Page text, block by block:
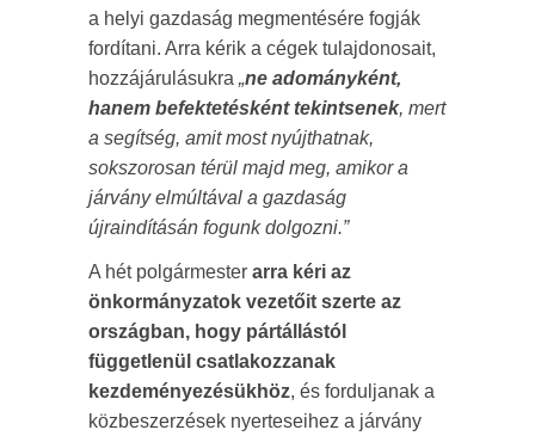
a helyi gazdaság megmentésére fogják
fordítani. Arra kérik a cégek tulajdonosait,
hozzájárulásukra „ne adományként,
hanem befektetésként tekintsenek, mert
a segítség, amit most nyújthatnak,
sokszorosan térül majd meg, amikor a
járvány elmúltával a gazdaság
újraindításán fogunk dolgozni.”
A hét polgármester arra kéri az
önkormányzatok vezetőit szerte az
országban, hogy pártállástól
függetlenül csatlakozzanak
kezdeményezésükhöz, és forduljanak a
közbeszerzések nyerteseihez a járvány